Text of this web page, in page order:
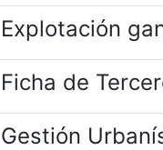
Explotación
Ficha de
Gestión